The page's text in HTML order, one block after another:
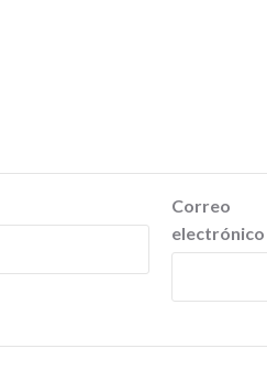
Correo
electrónico